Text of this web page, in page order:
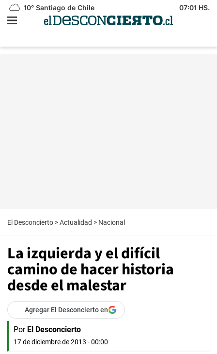
10° Santiago de Chile 07:01 HS.
El Desconcierto >Actualidad > Nacional
La izquierda y el difícil
camino de hacer historia
desde el malestar
Agregar El Desconcierto en
Por El Desconcierto
17 de diciembre de 2013 - 00:00